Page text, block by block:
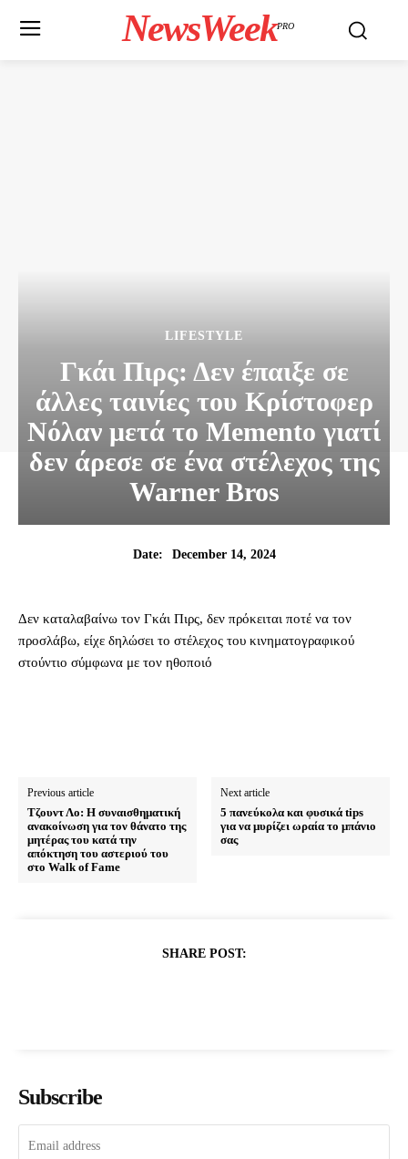
NewsWeekPRO
LIFESTYLE
Γκάι Πιρς: Δεν έπαιξε σε
άλλες ταινίες του Κρίστοφερ
Νόλαν μετά το Memento γιατί
δεν άρεσε σε ένα στέλεχος της
Warner Bros
Date: December 14, 2024
Δεν καταλαβαίνω τον Γκάι Πιρς, δεν πρόκειται ποτέ να τον
προσλάβω, είχε δηλώσει το στέλεχος του κινηματογραφικού
στούντιο σύμφωνα με τον ηθοποιό
Previous article
Τζουντ Λο: Η συναισθηματική
ανακοίνωση για τον θάνατο της
μητέρας του κατά την
απόκτηση του αστεριού του
στο Walk of Fame
Next article
5 πανεύκολα και φυσικά tips
για να μυρίζει ωραία το μπάνιο
σας
SHARE POST:
Subscribe